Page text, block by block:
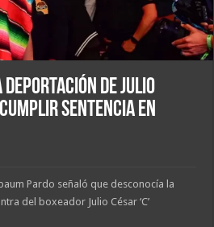
Deportación de Julio
Cumplir Sentencia en
Pardo señaló que desconocía la
del boxeador Julio César ‘C’